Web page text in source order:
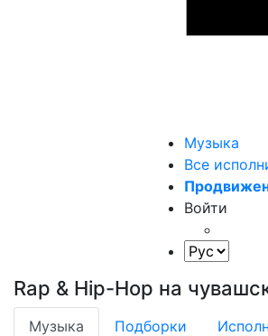
Музыка
Все
Войти
Rap & Hip-Hop на
Музыка Подборки